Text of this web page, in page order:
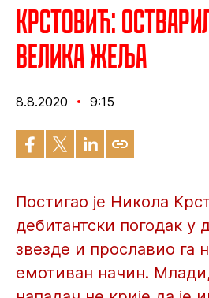
Крстовић:
велика жеља
8.8.2020 9:15
Постигао је Никола
дебитантски погодак у
звезде и прославио га
емотиван начин.